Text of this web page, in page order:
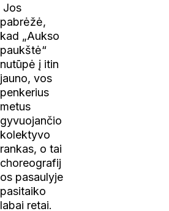
Jos
pabrėžė,
kad „Aukso
paukštė“
nutūpė į itin
jauno, vos
penkerius
metus
gyvuojančio
kolektyvo
rankas, o tai
choreografij
os pasaulyje
pasitaiko
labai retai.